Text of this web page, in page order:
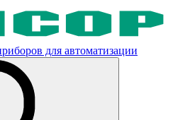
для автоматизации